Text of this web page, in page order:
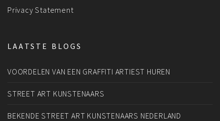
Privacy Statement
LAATSTE BLOGS
VOORDELEN VAN EEN GRAFFITI ARTIEST HUREN
STREET ART KUNSTENAARS
BEKENDE STREET ART KUNSTENAARS NEDERLAND